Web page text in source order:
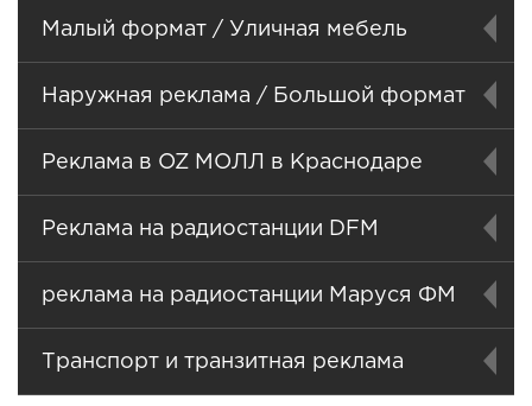
Малый формат / Уличная мебель
Наружная реклама / Большой формат
Реклама в OZ МОЛЛ в Краснодаре
Реклама на радиостанции DFM
реклама на радиостанции Маруся ФМ
Транспорт и транзитная реклама